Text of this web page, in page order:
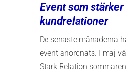
Event som stärker
kundrelationer
De senaste månaderna
event anordnats. I maj
Stark Relation